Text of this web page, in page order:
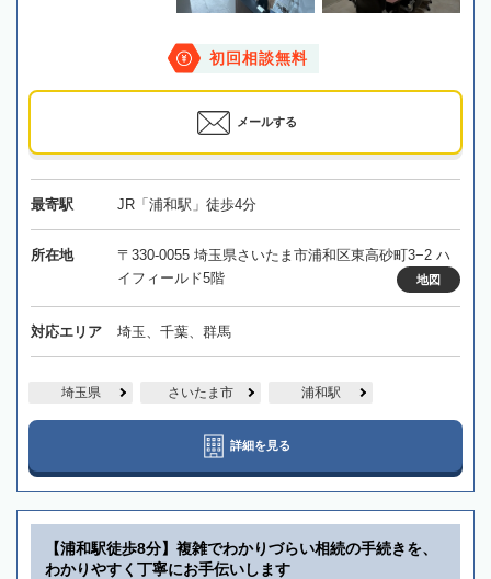
初回相談無料
メールする
最寄駅 JR「浦和駅」徒歩4分
所在地
〒330-0055 埼玉県さいたま市浦和区東高砂町3−2 ハ
イフィールド5階
地図
対応エリア 埼玉、千葉、群馬
埼玉県 さいたま市 浦和駅
詳細を見る
【浦和駅徒歩8分】複雑でわかりづらい相続の手続きを、
わかりやすく丁寧にお手伝いします